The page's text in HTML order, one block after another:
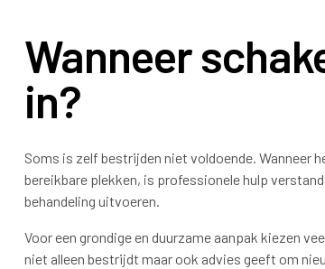
Wanneer
in?
Soms is zelf bestrijden niet voldoende. Wanneer
bereikbare plekken, is professionele hulp
behandeling uitvoeren.
Voor een grondige en duurzame aanpak kiezen
niet alleen bestrijdt maar ook advies geeft om